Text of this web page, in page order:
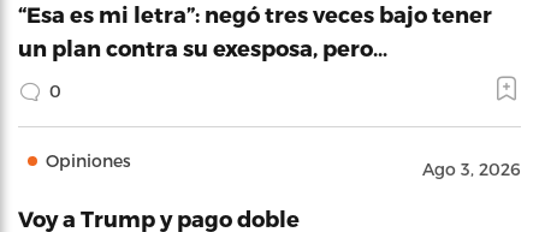
“Esa es mi letra”: negó tres veces bajo tener
un plan contra su exesposa, pero…
0
Opiniones Ago 3, 2026
Voy a Trump y pago doble